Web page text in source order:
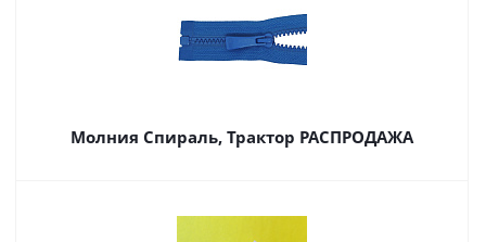
Молния Спираль, Трактор РАСПРОДАЖА